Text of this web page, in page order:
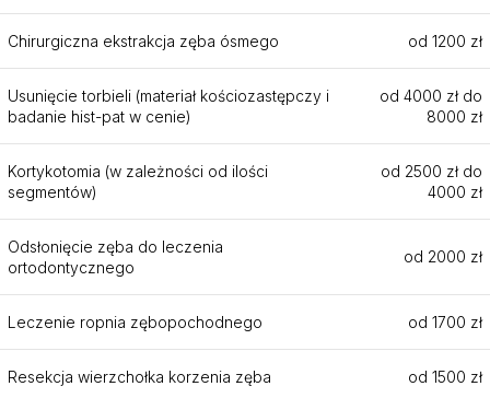
Chirurgiczna ekstrakcja zęba ósmego od 1200 zł
Usunięcie torbieli (materiał kościozastępczy i
badanie hist-pat w cenie)
od 4000 zł do
8000 zł
Kortykotomia (w zależności od ilości
segmentów)
od 2500 zł do
4000 zł
Odsłonięcie zęba do leczenia
ortodontycznego
od 2000 zł
Leczenie ropnia zębopochodnego od 1700 zł
Resekcja wierzchołka korzenia zęba od 1500 zł